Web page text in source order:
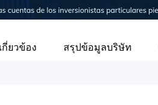
ยวข้อง สรุปข้อมูลบริษัท